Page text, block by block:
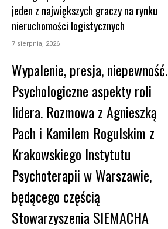
jeden z największych graczy na rynku
nieruchomości logistycznych
7 sierpnia, 2026
Wypalenie, presja, niepewność.
Psychologiczne aspekty roli
lidera. Rozmowa z Agnieszką
Pach i Kamilem Rogulskim z
Krakowskiego Instytutu
Psychoterapii w Warszawie,
będącego częścią
Stowarzyszenia SIEMACHA